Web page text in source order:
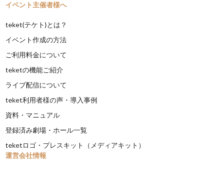
イベント主催者様へ
teket(テケト)とは？
イベント作成の方法
ご利用料金について
teketの機能ご紹介
ライブ配信について
teket利用者様の声・導入事例
資料・マニュアル
登録済み劇場・ホール一覧
teketロゴ・プレスキット（メディアキット）
運営会社情報